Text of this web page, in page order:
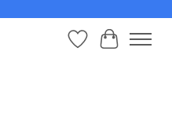
Liste dePanier